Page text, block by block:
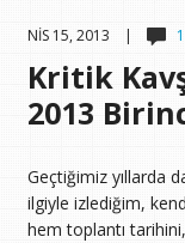
NIS 15, 2013 |
Kritik
2013
Geçtiğimiz yıllarda
ilgiyle izlediğim,
hem toplantı